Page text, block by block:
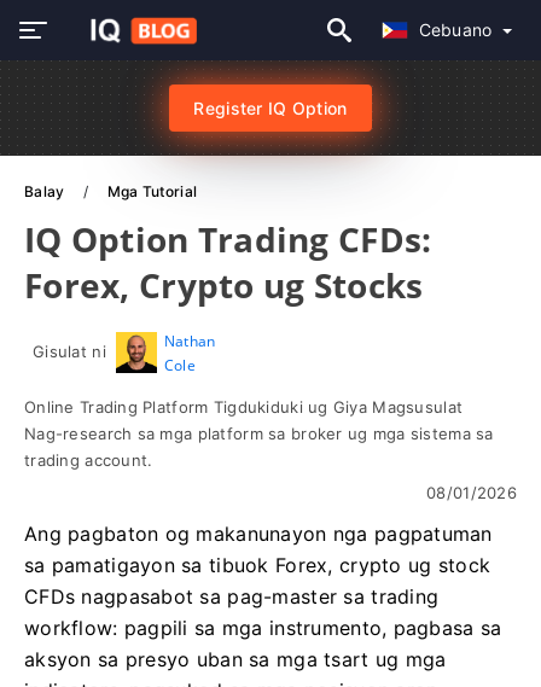
Cebuano
Register IQ Option
Balay Mga Tutorial
IQ Option Trading CFDs:
Forex, Crypto ug Stocks
Gisulat ni
Nathan
Cole
Online Trading Platform Tigdukiduki ug Giya Magsusulat
Nag-research sa mga platform sa broker ug mga sistema sa
trading account.
08/01/2026
Ang pagbaton og makanunayon nga pagpatuman
sa pamatigayon sa tibuok Forex, crypto ug stock
CFDs nagpasabot sa pag-master sa trading
workflow: pagpili sa mga instrumento, pagbasa sa
aksyon sa presyo uban sa mga tsart ug mga